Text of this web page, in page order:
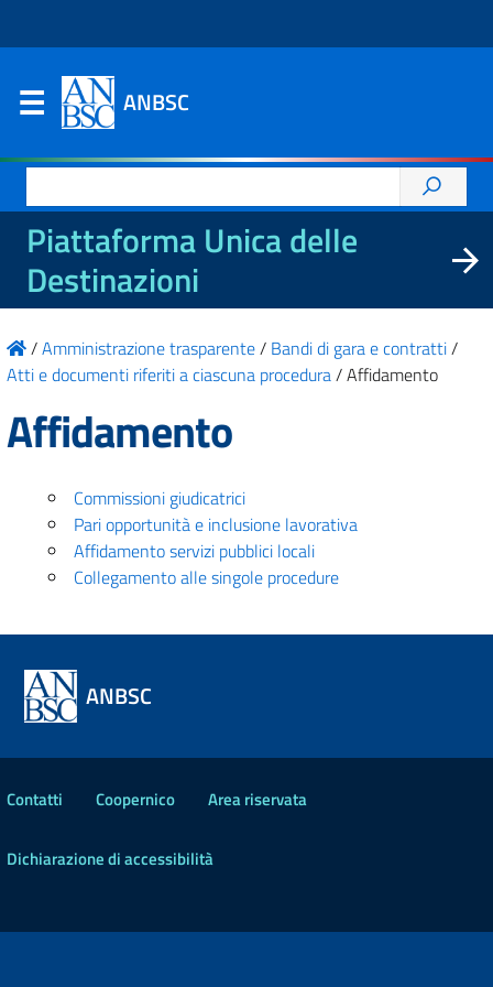
ANBSC
per:
Piattaforma Unica delle
Destinazioni
/Amministrazione trasparente/ Bandi di gara e contratti/
Atti e documenti riferiti a ciascuna procedura/Affidamento
Affidamento
Commissioni giudicatrici
Pari opportunità e inclusione lavorativa
Affidamento servizi pubblici locali
Collegamento alle singole procedure
ANBSC
Contatti Coopernico Area riservata
Dichiarazione di accessibilità